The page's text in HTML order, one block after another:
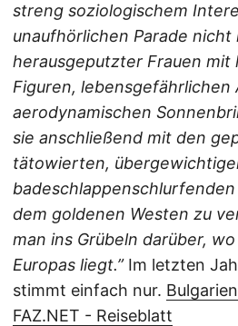
streng soziologischem
unaufhörlichen Parade nicht
herausgeputzter Frauen mit
Figuren, lebensgefährlichen
aerodynamischen
sie anschließend mit den
tätowierten,
dem goldenen Westen zu
man ins Grübeln darüber,
Europas liegt.”Im letzten
stimmt einfach nur.
FAZ.NET - Reiseblatt